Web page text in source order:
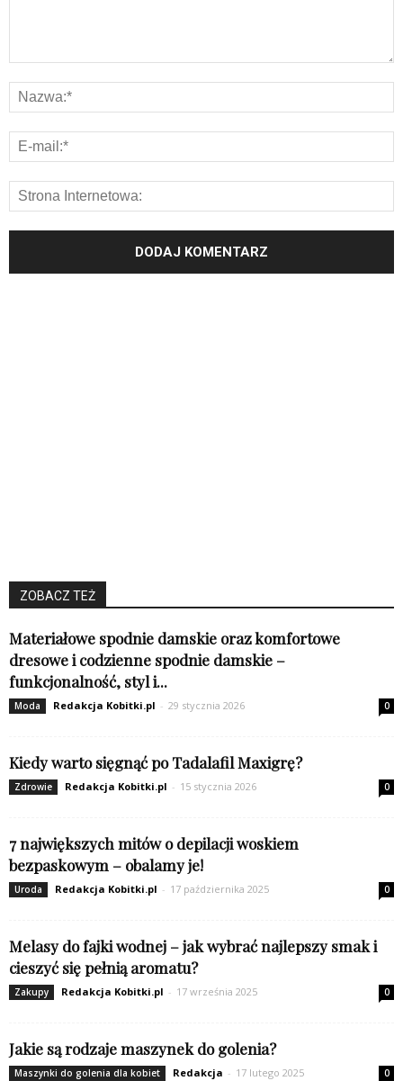
ZOBACZ TEŻ
Materiałowe spodnie damskie oraz komfortowe
dresowe i codzienne spodnie damskie –
funkcjonalność, styl i...
Moda Redakcja Kobitki.pl - 29 stycznia 2026 0
Kiedy warto sięgnąć po Tadalafil Maxigrę?
Zdrowie Redakcja Kobitki.pl - 15 stycznia 2026 0
7 największych mitów o depilacji woskiem
bezpaskowym – obalamy je!
Uroda Redakcja Kobitki.pl - 17 października 2025 0
Melasy do fajki wodnej – jak wybrać najlepszy smak i
cieszyć się pełnią aromatu?
Zakupy Redakcja Kobitki.pl - 17 września 2025 0
Jakie są rodzaje maszynek do golenia?
Maszynki do golenia dla kobiet Redakcja - 17 lutego 2025 0